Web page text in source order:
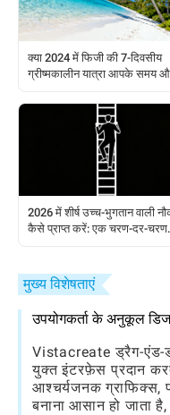
क्या 2024 में फिजी की 7-दिवसीय
ग्रीष्मकालीन यात्रा आपके समय
2026 में शीर्ष उच्च-भुगतान वाली
कैसे प्राप्त करें: एक चरण-दर-चरण
मुख्य विशेषताएं
उपयोगकर्ता के अनुकूल
Vistacreate ड्रैग-एंड-
युक्त इंटरफ़ेस प्रदान
आश्चर्यजनक ग्राफिक्स,
बनाना आसान हो जाता